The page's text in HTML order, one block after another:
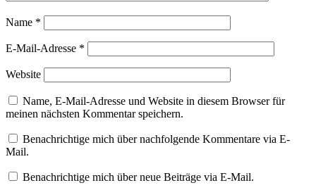
Name *
E-Mail-Adresse *
Website
Name, E-Mail-Adresse und Website in diesem Browser für
meinen nächsten Kommentar speichern.
Benachrichtige mich über nachfolgende Kommentare via E-
Mail.
Benachrichtige mich über neue Beiträge via E-Mail.